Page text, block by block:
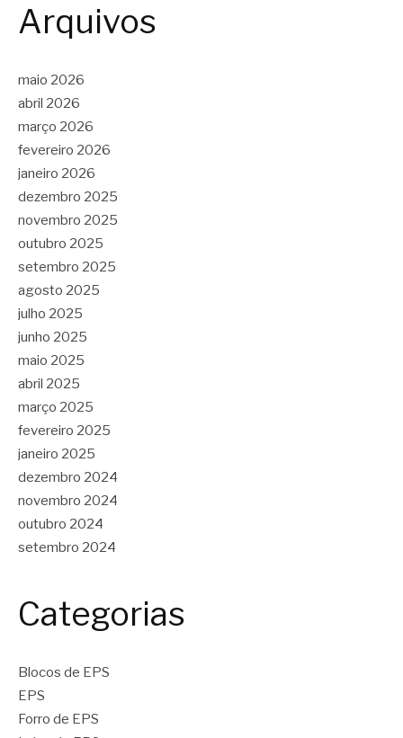
Arquivos
maio 2026
abril 2026
março 2026
fevereiro 2026
janeiro 2026
dezembro 2025
novembro 2025
outubro 2025
setembro 2025
agosto 2025
julho 2025
junho 2025
maio 2025
abril 2025
março 2025
fevereiro 2025
janeiro 2025
dezembro 2024
novembro 2024
outubro 2024
setembro 2024
Categorias
Blocos de EPS
EPS
Forro de EPS